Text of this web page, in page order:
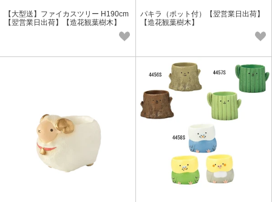
【大型送】ファイカスツリー H190cm
【翌営業日出荷】【造花観葉樹木】
パキラ（ポット付）【翌営業日出荷】
【造花観葉樹木】